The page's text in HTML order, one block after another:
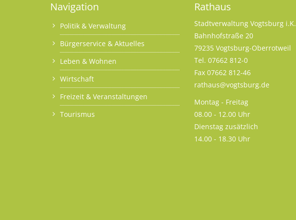
Navigation
Politik & Verwaltung
Bürgerservice & Aktuelles
Leben & Wohnen
Wirtschaft
Freizeit & Veranstaltungen
Tourismus
Rathaus
Stadtverwaltung Vogtsburg i.K.
Bahnhofstraße 20
79235 Vogtsburg-Oberrotweil
Tel. 07662 812-0
Fax 07662 812-46
rathaus@vogtsburg.de
Montag - Freitag
08.00 - 12.00 Uhr
Dienstag zusätzlich
14.00 - 18.30 Uhr